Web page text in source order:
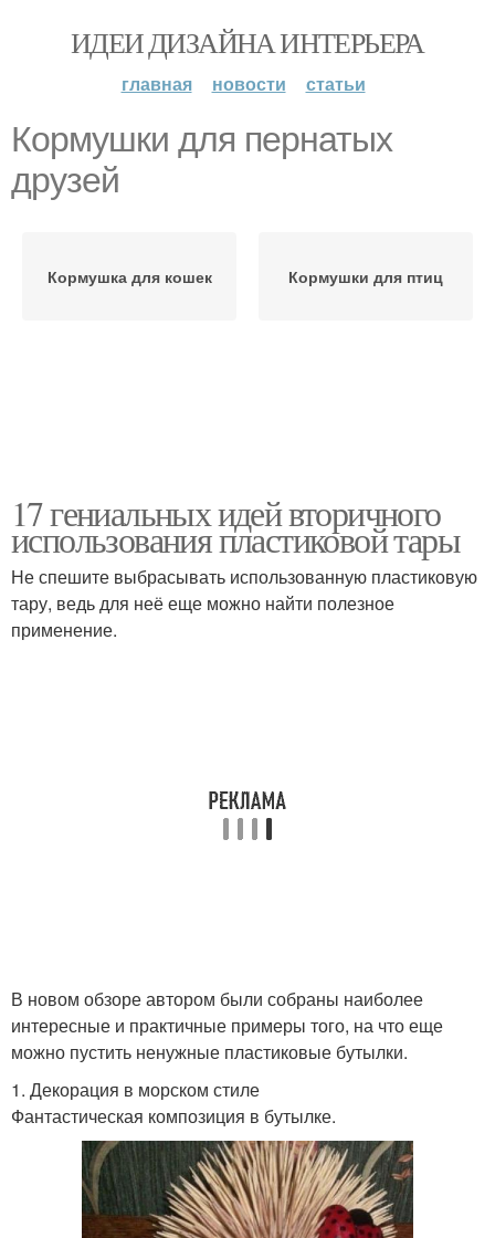
ИДЕИ ДИЗАЙНА ИНТЕРЬЕРА
главная новости статьи
Кормушки для пернатых
друзей
Кормушка для кошек Кормушки для птиц
17 гениальных идей вторичного
использования пластиковой тары
Не спешите выбрасывать использованную пластиковую
тару, ведь для неё еще можно найти полезное
применение.
В новом обзоре автором были собраны наиболее
интересные и практичные примеры того, на что еще
можно пустить ненужные пластиковые бутылки.
1. Декорация в морском стиле
Фантастическая композиция в бутылке.